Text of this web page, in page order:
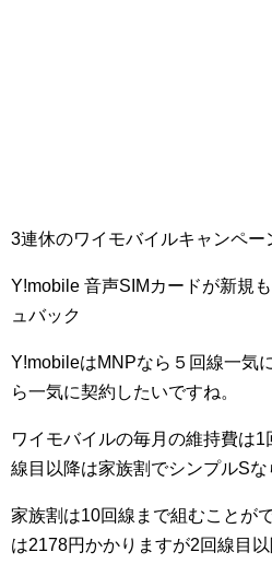
3連休のワイモバイルキャンペー
Y!mobile 音声SIMカードが新規
ュバック
Y!mobileはMNPなら５回線一気
ら一気に契約したいですね。
ワイモバイルの毎月の維持費は
線目以降は家族割でシンプルSな
家族割は10回線まで組むことが
は2178円かかりますが2回線目